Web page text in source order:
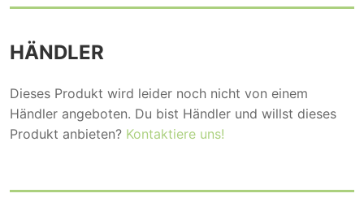
HÄNDLER
Dieses Produkt wird leider noch nicht von einem
Händler angeboten. Du bist Händler und willst dieses
Produkt anbieten? Kontaktiere uns!